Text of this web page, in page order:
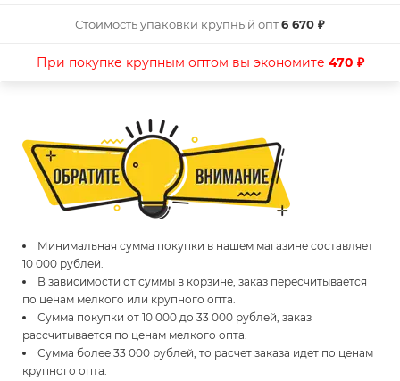
Стоимость упаковки крупный опт6 670 ₽
При покупке крупным оптом вы экономите 470 ₽
Минимальная сумма покупки в нашем магазине составляет
10 000 рублей.
В зависимости от суммы в корзине, заказ пересчитывается
по ценам мелкого или крупного опта.
Сумма покупки от 10 000 до 33 000 рублей, заказ
рассчитывается по ценам мелкого опта.
Сумма более 33 000 рублей, то расчет заказа идет по ценам
крупного опта.